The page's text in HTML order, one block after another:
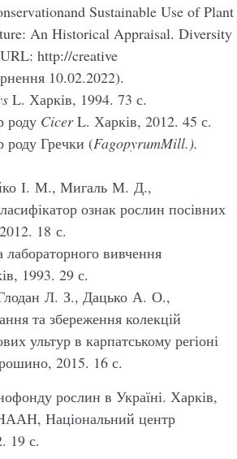
Sustainable Use of Plant
An Historical Appraisal. Diversity
http://creative
10.02.2022).
L. Харків, 1994. 73 с.
роду CicerL. Харків, 2012. 45 с.
роду Гречки (FagopyrumMill.).
І. М., Мигаль М. Д.,
ознак рослин посівних
18 с.
лабораторного вивчення
1993. 29 с.
Л. З., Дацько А. О.,
та збереження колекцій
ультур в карпатському регіоні
2015. 16 с.
рослин в Україні. Харків,
Національний центр
19 с.